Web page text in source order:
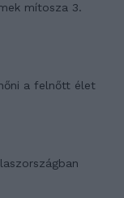
mítosza 3.
a felnőtt élet